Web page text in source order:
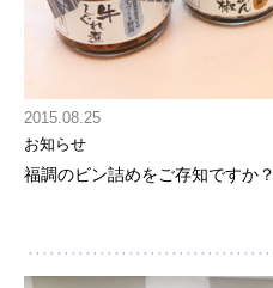
2015.08.25
お知らせ
福調のビン詰めをご存知ですか？